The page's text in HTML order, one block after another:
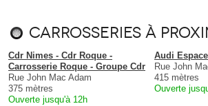
Carrosseries à
Cdr Nimes - Cdr Roque -
Carrosserie Roque - Groupe Cdr
Rue John Mac Adam
375 mètres
Ouverte jusqu'à 12h
Audi
Rue John
415 mètres
Ouverte